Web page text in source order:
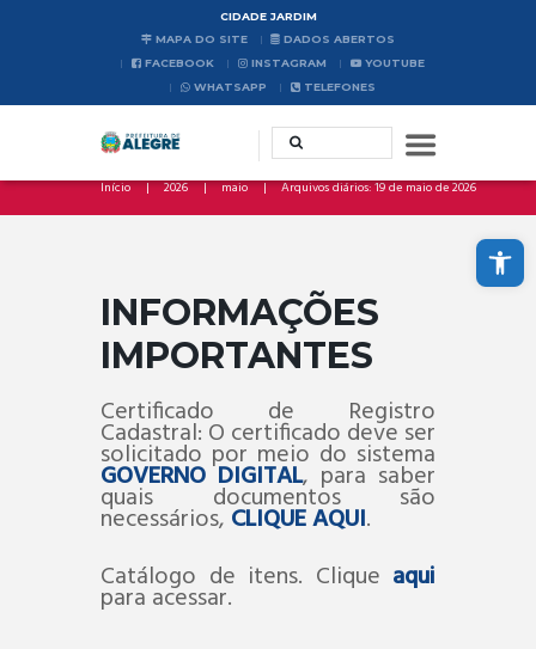
Abrir a barra de ferramentas
CIDADE JARDIM
MAPA DO SITE
DADOS ABERTOS
FACEBOOK
INSTAGRAM
YOUTUBE
WHATSAPP
TELEFONES
Início 2026 maio Arquivos diários: 19 de maio de 2026
INFORMAÇÕES
IMPORTANTES
Certificado de Registro
Cadastral: O certificado deve ser
solicitado por meio do sistema
GOVERNO DIGITAL, para saber
quais documentos são
necessários, CLIQUE AQUI.
Catálogo de itens. Clique aqui
para acessar.